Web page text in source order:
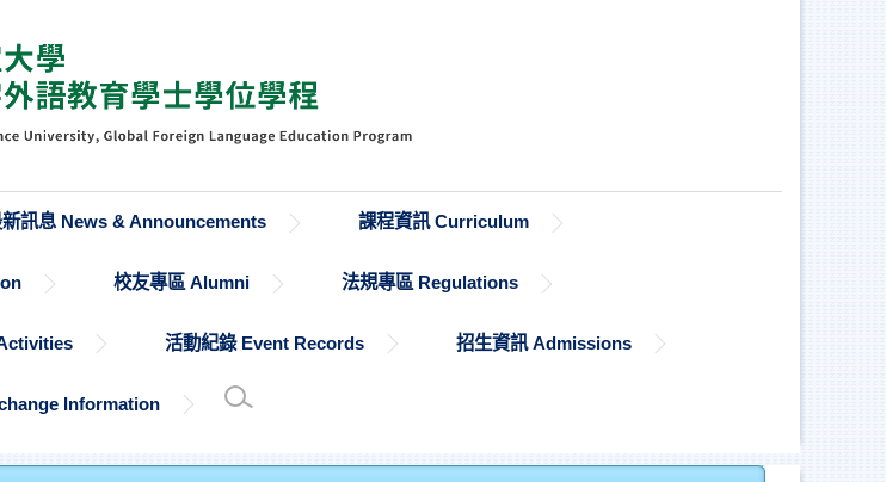
訊息 News & Announcements 課程資訊 Curriculum
校友專區 Alumni 法規專區 Regulations
活動紀錄 Event Records 招生資訊 Admissions
Information